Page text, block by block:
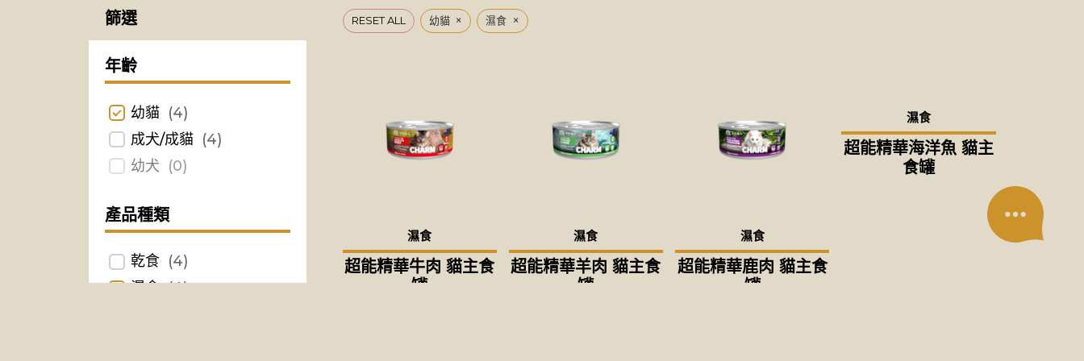
篩選
年齡
幼貓 (4)
成犬/成貓 (4)
幼犬 (0)
產品種類
乾食 (4)
濕食 (4)
RESET ALL 幼貓 × 濕食 ×
濕食
超能精華牛肉 貓主食
罐
濕食
超能精華羊肉 貓主食
罐
濕食
超能精華鹿肉 貓主食
罐
濕食
超能精華海洋魚 貓主
食罐